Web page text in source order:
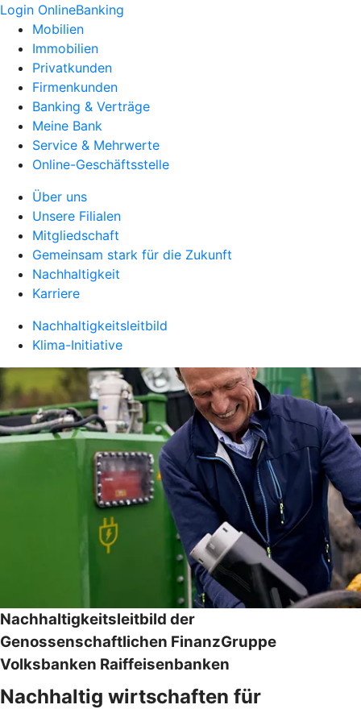
Login OnlineBanking
Mobilien
Immobilien
Privatkunden
Firmenkunden
Banking & Verträge
Meine Bank
Service & Mehrwerte
Online-Geschäftsstelle
Über uns
Unsere Filialen
Mitgliedschaft
Gemeinsam stark für die Zukunft
Nachhaltigkeit
Karriere
Nachhaltigkeitsleitbild
Klima-Initiative
Nachhaltigkeitsleitbild der
Genossenschaftlichen FinanzGruppe
Volksbanken Raiffeisenbanken
Nachhaltig wirtschaften für